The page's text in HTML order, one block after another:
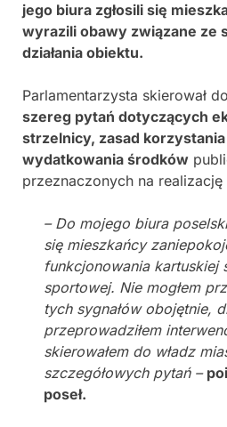
jego biura zgłosili się
wyrazili obawy związane ze
działania obiektu.
Parlamentarzysta skierował
szereg pytań dotyczących
strzelnicy, zasad
wydatkowania środków
przeznaczonych na
– Do mojego biura
się mieszkańcy
funkcjonowania kartuskiej
sportowej. Nie mogłem
tych sygnałów obojętnie,
przeprowadziłem
skierowałem do władz
szczegółowych pytań –
poseł.